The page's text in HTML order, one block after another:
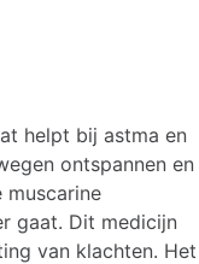
helpt bij astma en
ontspannen en
gaat. Dit medicijn
van klachten. Het